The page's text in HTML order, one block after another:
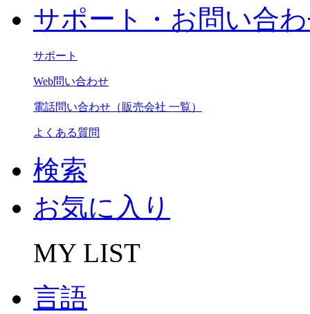
サポート・お問い合
サポート
Web問い合わせ
電話問い合わせ（販売会社 一覧）
よくある質問
検索
お気に入り
MY LIST
言語